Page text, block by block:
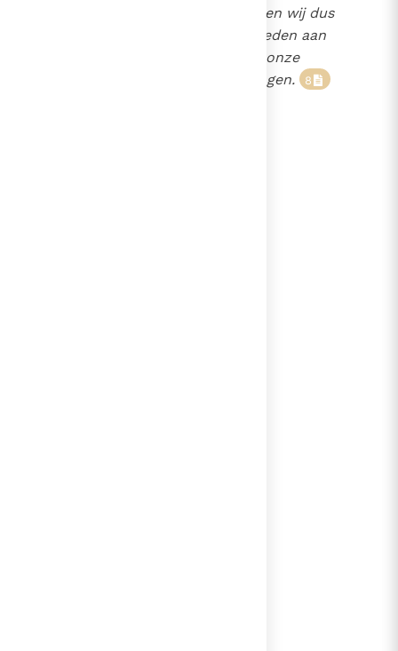
troost verschaffen? (...) Laten wij dus
niet moe worden hulp te bieden aan
hen die heengegaan zijn en onze
gebeden voor hen op te dragen. 8